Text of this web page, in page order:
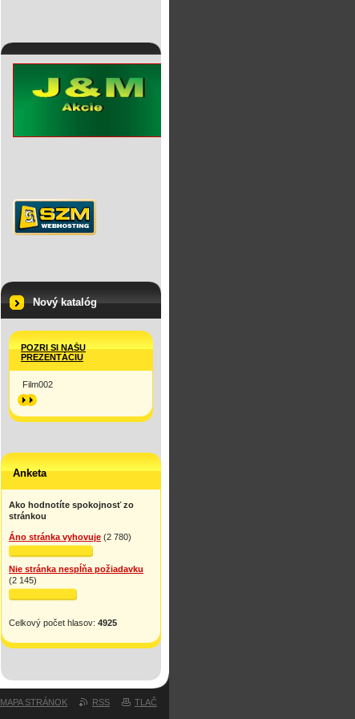
Nový katalóg
POZRI SI NAŠU
PREZENTÁCIU
Film002
>>
Anketa
Ako hodnotíte spokojnosť zo
stránkou
Áno stránka vyhovuje (2 780)
Nie stránka nespĺňa požiadavku
(2 145)
Celkový počet hlasov: 4925
MAPA STRÁNOK RSS TLAČ